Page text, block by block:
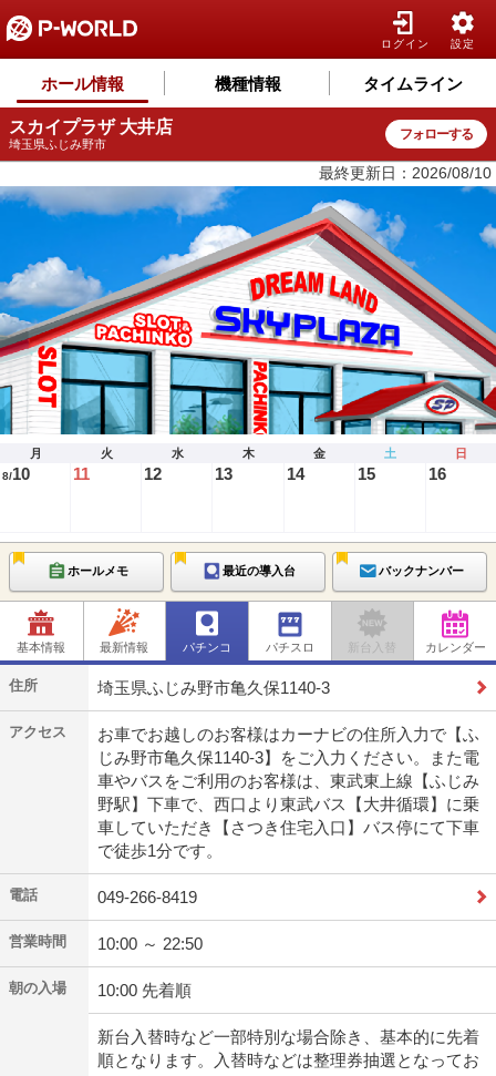
ログイン 設定
ホール情報 機種情報 タイムライン
スカイプラザ 大井店
埼玉県ふじみ野市
フォローする
最終更新日：2026/08/10
月 火 水 木 金 土 日
8/10 11 12 13 14 15 16
ホールメモ 最近の導入台 バックナンバー
基本情報 最新情報 パチンコ パチスロ 新台入替 カレンダー
住所 埼玉県ふじみ野市亀久保1140-3
アクセス
お車でお越しのお客様はカーナビの住所入力で【ふ
じみ野市亀久保1140-3】をご入力ください。また電
車やバスをご利用のお客様は、東武東上線【ふじみ
野駅】下車で、西口より東武バス【大井循環】に乗
車していただき【さつき住宅入口】バス停にて下車
で徒歩1分です。
電話 049-266-8419
営業時間 10:00 ～ 22:50
朝の入場 10:00 先着順
新台入替時など一部特別な場合除き、基本的に先着
順となります。入替時などは整理券抽選となってお